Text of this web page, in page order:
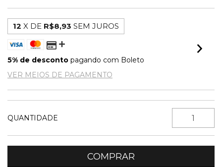
12 X DE R$8,93 SEM JUROS
5% de desconto pagando com Boleto
VER MEIOS DE PAGAMENTO
QUANTIDADE